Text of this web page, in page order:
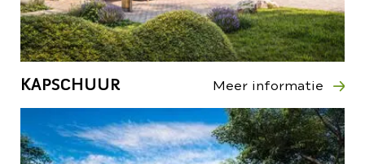
KAPSCHUUR Meer informatie